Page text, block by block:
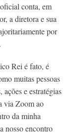
conta, em
a diretora e sua
por
Rei é fato, é
muitas pessoas
e estratégias
via Zoom ao
da minha
nosso encontro